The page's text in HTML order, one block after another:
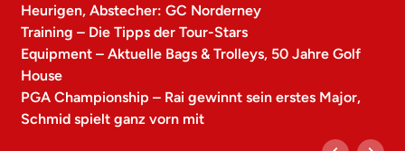
Heurigen, Abstecher: GC Norderney
Training – Die Tipps der Tour-Stars
Equipment – Aktuelle Bags & Trolleys, 50 Jahre Golf
House
PGA Championship – Rai gewinnt sein erstes Major,
Schmid spielt ganz vorn mit